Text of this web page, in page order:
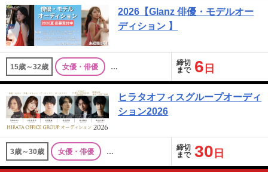
2026【Glanz 俳優・モデルオー
ディション 】
15歳～32歳 女優・俳優 …
締切
まで 6 日
ヒラタオフィスグループオーディ
ション2026
3歳～30歳 女優・俳優 …
締切
まで 30 日